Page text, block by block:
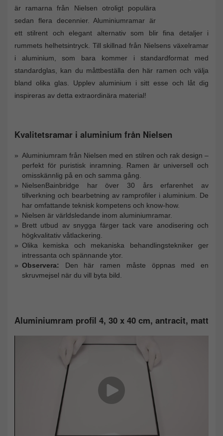
är ramarna från Nielsen otroligt populära
sedan flera decennier. Aluminiumramar är
ett stilrent och elegant alternativ som blir fina detaljer i
rummets helhetsintryck. Till skillnad från Nielsens växelramar
i aluminium, som bara kommer i standardformat med
standardglas, kan du måttbeställa den här ramen och välja
bland olika glas. Upplev aluminium i sitt esse och låt dig
inspireras av detta extraordinära material!
Kvalitetsramar i aluminium från Nielsen
Aluminiumram från Nielsen med en stilren och rak design –
perfekt för puristisk inramning. Ramen är universell och
omisskännlig på en och samma gång.
NielsenBainbridge har över 30 års erfarenhet av
tillverkning och bearbetning av ramprofiler i aluminium. De
har omfattande teknisk kompetens och know-how.
Nielsen är världsledande inom aluminiumramar.
Brett utbud av snygga färger tack vare anodisering och
högkvalitativ våtlackering.
Olika kemiska och mekaniska behandlingstekniker ger
intressanta och spännande ytor.
Observera: Den här ramen måste öppnas med en
skruvmejsel när du vill byta bild.
Aluminiumram profil 4, 30 x 40 cm, antracit, matt